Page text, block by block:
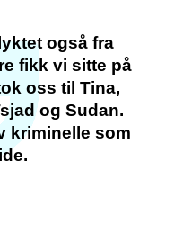
også fra
fikk vi sitte på
oss til Tina,
og Sudan.
kriminelle som